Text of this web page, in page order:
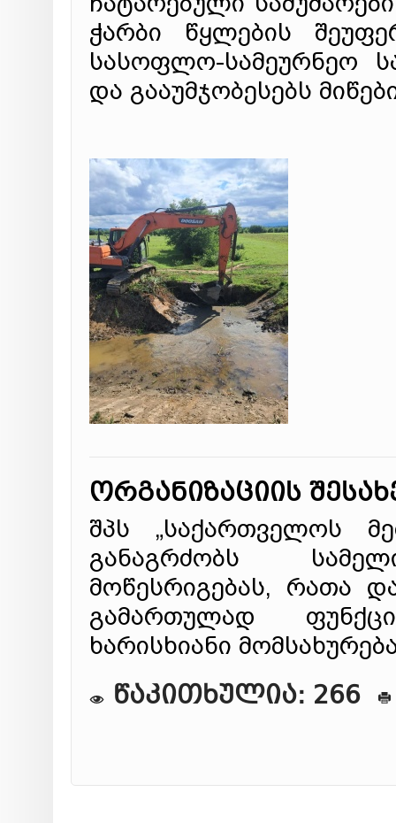
ჭარბი წყლების
სასოფლო-სამეურნეო
და გააუმჯობესებს
ორგანიზაციის
შპს „საქართველოს
განაგრძობს
მოწესრიგებას, რათა
გამართულად
ხარისხიანი
წაკითხულია: 266